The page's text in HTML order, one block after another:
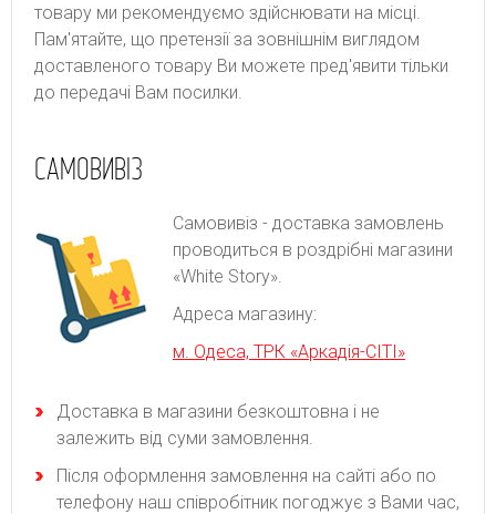
товару ми рекомендуємо здійснювати на місці.
Пам'ятайте, що претензії за зовнішнім виглядом
доставленого товару Ви можете пред'явити тільки
до передачі Вам посилки.
САМОВИВІЗ
Самовивіз - доставка замовлень
проводиться в роздрібні магазини
«White Story».
Адреса магазину:
м. Одеса, ТРК «Аркадія-СІТІ»
Доставка в магазини безкоштовна і не
залежить від суми замовлення.
Після оформлення замовлення на сайті або по
телефону наш співробітник погоджує з Вами час,